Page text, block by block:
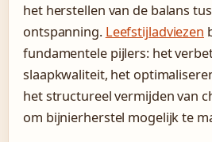
het herstellen van de balans
ontspanning. Leefstijladviezen
fundamentele pijlers: het
slaapkwaliteit, het
het structureel vermijden van
om bijnierherstel mogelijk te